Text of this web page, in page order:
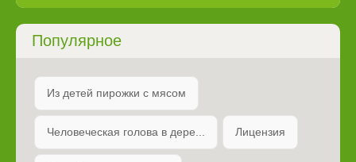
Популярное
Из детей пирожки с мясом
Человеческая голова в дере... Лицензия